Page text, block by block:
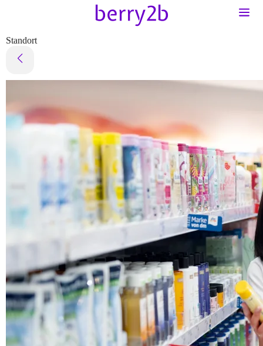
Standort